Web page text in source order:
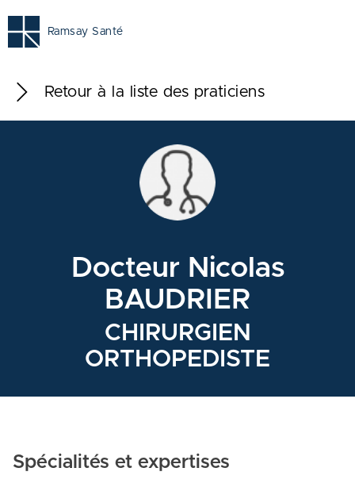
Ramsay Santé
Retour à la liste des praticiens
Docteur Nicolas
BAUDRIER
CHIRURGIEN
ORTHOPEDISTE
Spécialités et expertises